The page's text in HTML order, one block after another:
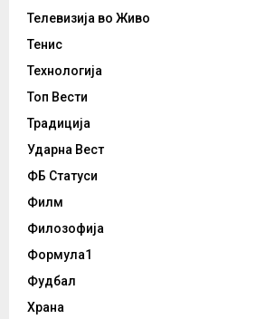
Телевизија во Живо
Тенис
Технологија
Топ Вести
Традиција
Ударна Вест
ФБ Статуси
Филм
Филозофија
Формула1
Фудбал
Храна